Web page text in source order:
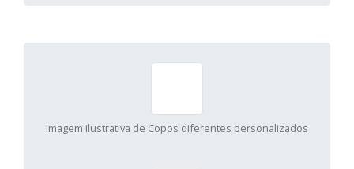
Imagem ilustrativa de Copos diferentes personalizados